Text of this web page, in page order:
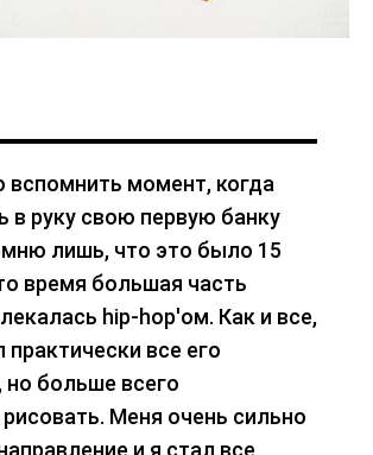
вспомнить момент, когда
в руку свою первую банку
лишь, что это было 15
время большая часть
hip-hop'ом. Как и все,
все его
но больше всего
Меня очень сильно